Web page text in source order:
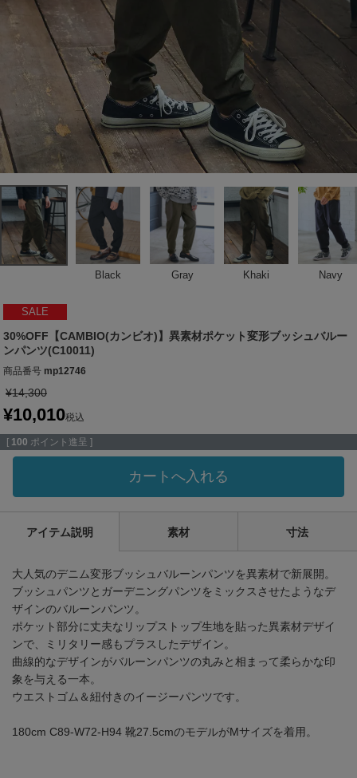
Black Gray Khaki Navy
SALE
30%OFF【CAMBIO(カンビオ)】異素材ポケット変形ブッシュバルー
ンパンツ(C10011)
商品番号 mp12746
¥14,300
¥10,010税込
[ 100 ポイント進呈 ]
カートへ入れる
アイテム説明 素材 寸法
大人気のデニム変形ブッシュバルーンパンツを異素材で新展開。
ブッシュパンツとガーデニングパンツをミックスさせたようなデ
ザインのバルーンパンツ。
ポケット部分に丈夫なリップストップ生地を貼った異素材デザイ
ンで、ミリタリー感もプラスしたデザイン。
曲線的なデザインがバルーンパンツの丸みと相まって柔らかな印
象を与える一本。
ウエストゴム＆紐付きのイージーパンツです。
180cm C89-W72-H94 靴27.5cmのモデルがMサイズを着用。